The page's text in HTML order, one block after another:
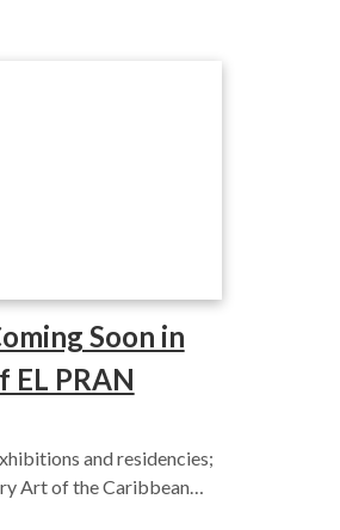
Soon in
PRAN
and residencies;
Art of the Caribbean…